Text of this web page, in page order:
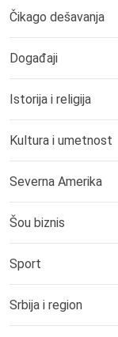
Čikago dešavanja
Događaji
Istorija i religija
Kultura i umetnost
Severna Amerika
Šou biznis
Sport
Srbija i region